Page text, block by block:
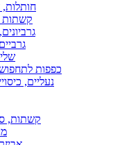
חותלות,
קשתות
כפפות
נעליים,
קשתות,